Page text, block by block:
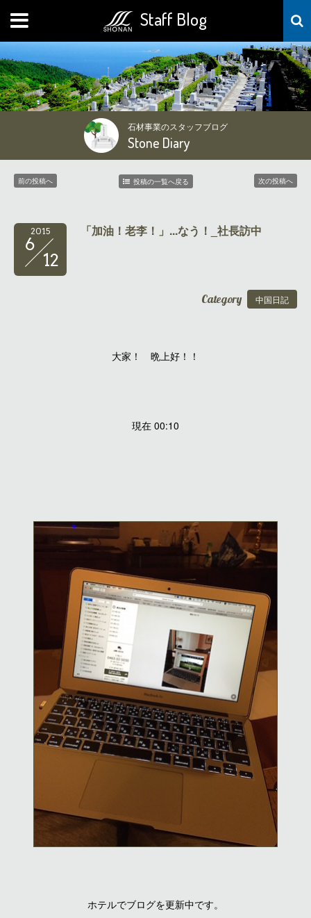
Staff Blog
MENU
石材事業のスタッフブログ
Stone Diary
前の投稿へ 投稿の一覧へ戻る 次の投稿へ
2015
6
12
「加油！老李！」...なう！_社長訪中
Category 中国日記
大家！ 晩上好！！
現在 00:10
ホテルでブログを更新中です。